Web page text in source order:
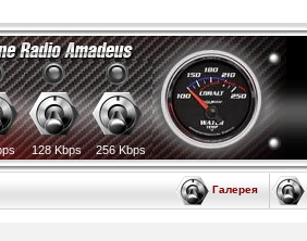
128 Kbps 256 Kbps
Галерея